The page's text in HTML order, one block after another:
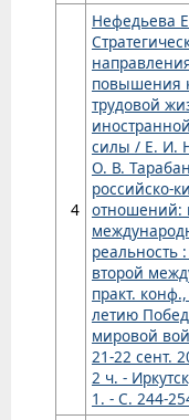
4
Нефедьева
повышения
трудовой
силы / Е. И.
О. В.
российско-
отношений:
реальность
второй
практ.
летию
мировой
21-22 сент.
2 ч. -
1. - С. 244-